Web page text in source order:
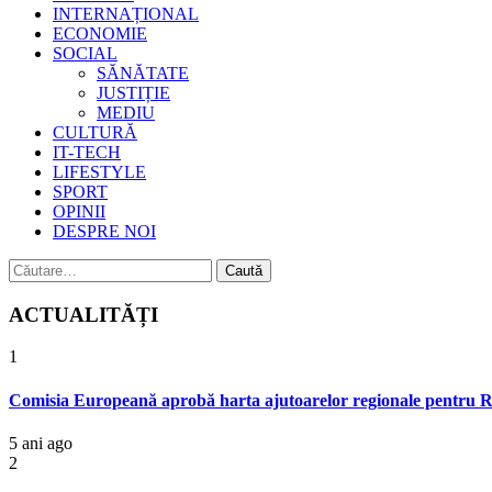
INTERNAȚIONAL
ECONOMIE
SOCIAL
SĂNĂTATE
JUSTIȚIE
MEDIU
CULTURĂ
IT-TECH
LIFESTYLE
SPORT
OPINII
DESPRE NOI
Caută
după:
ACTUALITĂȚI
1
Comisia Europeană aprobă harta ajutoarelor regionale pentru
5 ani ago
2